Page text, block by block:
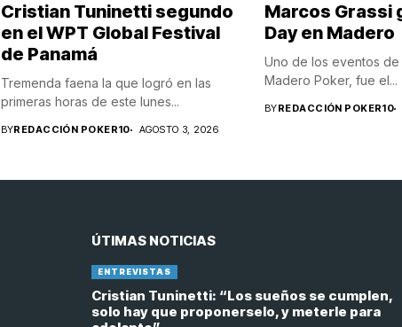
Cristian Tuninetti segundo
en el WPT Global Festival
de Panamá
Tremenda faena la que logró en las
primeras horas de este lunes...
BYREDACCIÓN POKER10 AGOSTO 3, 2026
Marcos Grassi
Day en Madero
Uno de los eventos de
Madero Poker, fue el...
BYREDACCIÓN POKER10
ÚTIMAS NOTICIAS
ENTREVISTAS
Cristian Tuninetti: “Los sueños se cumplen,
solo hay que proponerselo, y meterle para